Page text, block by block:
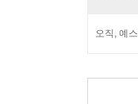
오직, 예